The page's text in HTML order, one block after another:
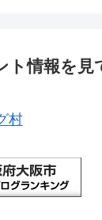
ト情報を見
村